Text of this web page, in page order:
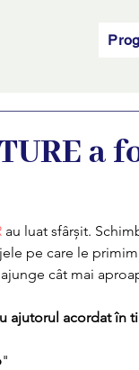
a
au luat sfârșit.
pe care le
cât mai
ajutorul acordat în
"